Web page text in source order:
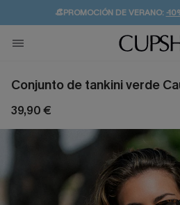
👒PROMOCIÓN DE VERANO:-
💌¡SUSCRIBIRSE &
🚚ENVÍO GRATUITO A
Conjunto de tankini verde
39,90 €